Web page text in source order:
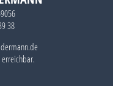
38
erreichbar.